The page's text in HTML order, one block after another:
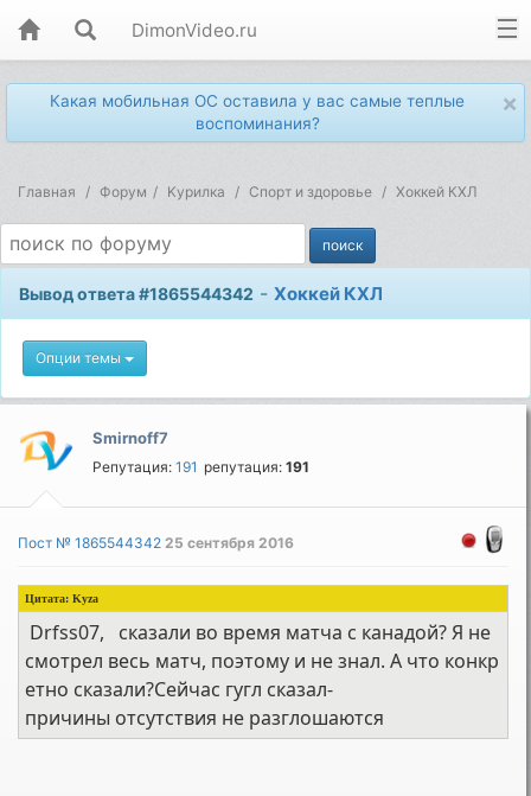
DimonVideo.ru
×
Какая мобильная ОС оставила у вас самые теплые
воспоминания?
Главная Форум Kурилка Спорт и здоровье Хоккей КХЛ
Вывод ответа #1865544342 -Хоккей КХЛ
Опции темы
Smirnoff7
Репутация:191 репутация:191
Пост № 186554434225 сентября 2016
Цитата:Kyza
Drfss07, сказали во время матча с канадой? Я не
смотрел весь матч, поэтому и не знал. А что конкр
етно сказали?Сейчас гугл сказал-
причины отсутствия не разглошаются